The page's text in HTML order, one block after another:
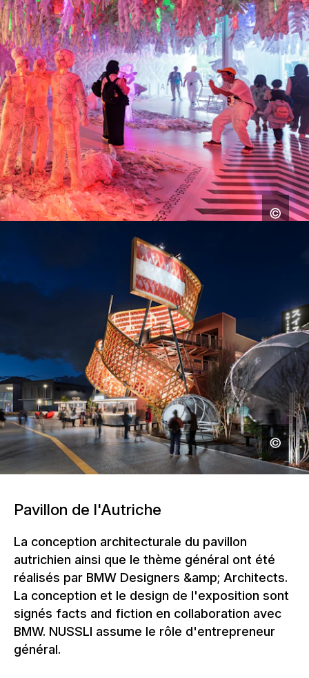
Pavillon de l'Autriche
La conception architecturale du pavillon
autrichien ainsi que le thème général ont été
réalisés par BMW Designers &amp; Architects.
La conception et le design de l'exposition sont
signés facts and fiction en collaboration avec
BMW. NUSSLI assume le rôle d'entrepreneur
général.